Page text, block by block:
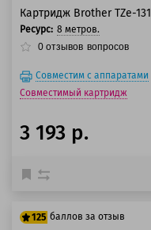
Картридж Brother TZe-131
Ресурс: 8 метров.
0 отзывов вопросов
Совместим с аппаратами
Совместимый картридж
3 193 р.
125 баллов за отзыв